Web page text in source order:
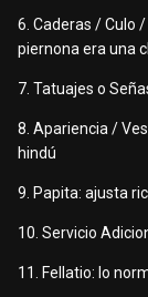
6. Caderas / Culo
piernona era una
7. Tatuajes o
8. Apariencia /
hindú
9. Papita: ajusta
10. Servicio
11. Fellatio: lo